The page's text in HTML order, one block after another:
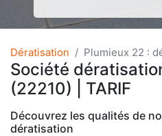
Dératisation Plumieux 22 :
Société
(22210) | TARIF
Découvrez les qualités de
dératisation